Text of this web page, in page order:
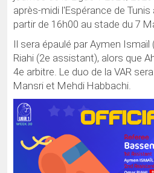
après-midi l'Espérance de Tunis
partir de 16h00 au stade du 7
Il sera épaulé par Aymen
Riahi (2e assistant), alors que
4e arbitre. Le duo de la VAR
Mansri et Mehdi Habbachi.